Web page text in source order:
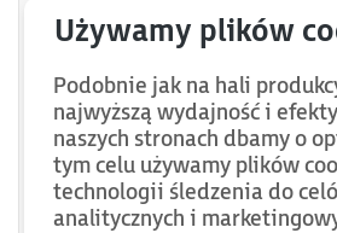
IC866-0075-2A3-2P
IC866-0075-4A3-20
IC866-0075-4A3-2P
IC866-0075-603-20
IC866-0075-603-2P
Podobnie jak na hali
najwyższą wydajność i
naszych stronach dbamy o
tym celu używamy plików
technologii śledzenia do
analitycznych i